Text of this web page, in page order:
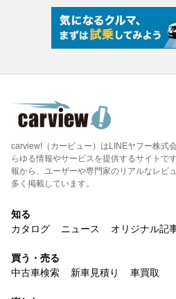
carview!（カービュー）はLINEヤフー株式
らゆる情報やサービスを提供するサイトで
報から、ユーザーや専門家のリアルなレビ
多く掲載しています。
知る
カタログ
ニュース オリジナル記
買う・売る
中古車検索
新車見積り 車買取